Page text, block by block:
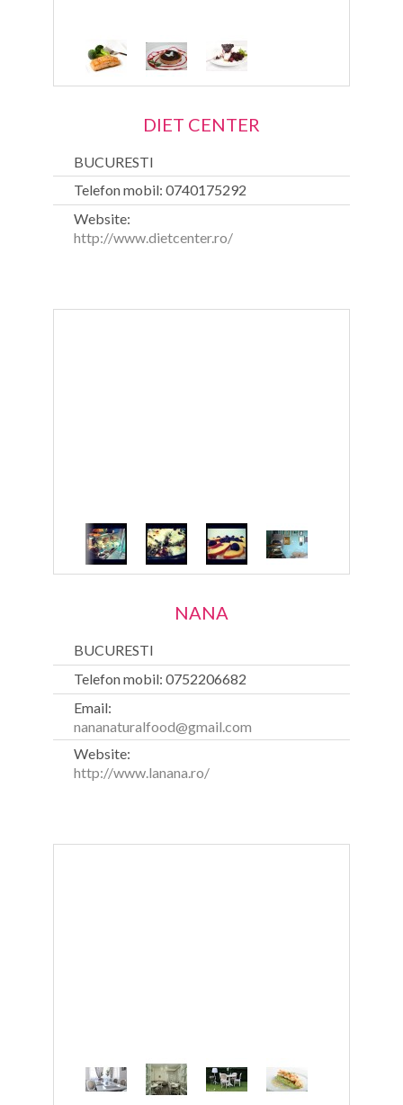
DIET CENTER
BUCURESTI
Telefon mobil: 0740175292
Website:
http://www.dietcenter.ro/
NANA
BUCURESTI
Telefon mobil: 0752206682
Email:
nananaturalfood@gmail.com
Website:
http://www.lanana.ro/